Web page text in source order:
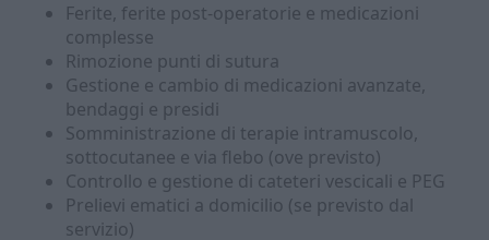
Ferite, ferite post-operatorie e medicazioni
complesse
Rimozione punti di sutura
Gestione e cambio di medicazioni avanzate,
bendaggi e presidi
Somministrazione di terapie intramuscolo,
sottocutanee e via flebo (ove previsto)
Controllo e gestione di cateteri vescicali e PEG
Prelievi ematici a domicilio (se previsto dal
servizio)